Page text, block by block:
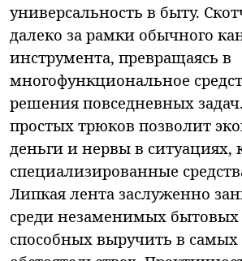
универсальность в быту.
далеко за рамки обычного
инструмента, превращаясь в
многофункциональное
решения повседневных
простых трюков позволит
деньги и нервы в ситуациях,
специализированные
Липкая лента заслуженно
среди незаменимых
способных выручить в